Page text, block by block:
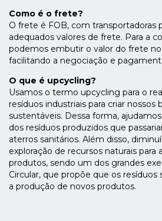
Como é o frete?
O frete é FOB, com transportadoras
adequados valores de frete. Para a
podemos embutir o valor do frete
facilitando a negociação e
O que é upcycling?
Usamos o termo upcycling para o
resíduos industriais para criar nossos
sustentáveis. Dessa forma,
dos resíduos produzidos que
aterros sanitários. Além disso,
exploração de recursos naturais para
produtos, sendo um dos grandes
Circular, que propõe que os resíduos
a produção de novos produtos.